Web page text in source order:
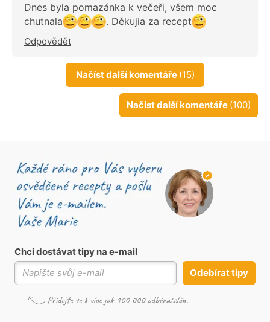
Dnes byla pomazánka k večeři, všem moc
chutnala
. Děkujia za recept
Odpovědět
Načíst další komentáře (15)
Načíst další komentáře (100)
Chci dostávat tipy na e-mail
Odebírat tipy